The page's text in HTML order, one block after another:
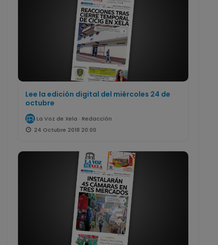
Lee la edición digital del miércoles 24 de
octubre
La Voz de Xela · Redacción
24 Octubre 2018 20:00